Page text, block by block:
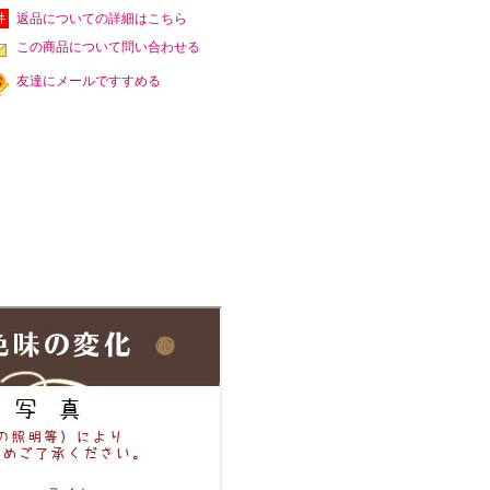
返品についての詳細はこちら
この商品について問い合わせる
友達にメールですすめる